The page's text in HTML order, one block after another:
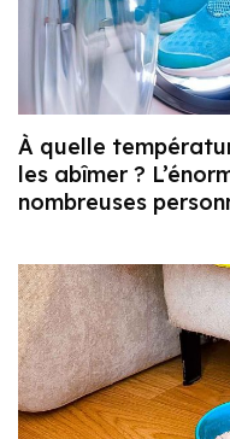
À quelle
les abîmer ?
nombreuses